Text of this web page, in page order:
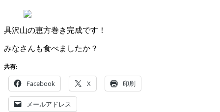
具沢山の恵方巻き完成です！
みなさんも食べましたか？
共有:
Facebook X 印刷
メールアドレス